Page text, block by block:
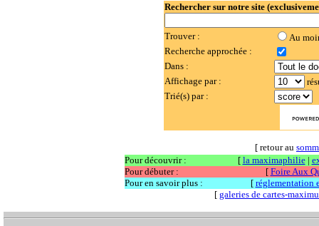
Rechercher sur notre site
Trouver :
Au
Recherche approchée :
Dans :
Affichage par :
Trié(s) par :
[ retour au
Pour découvrir :
[ la maximaphilie|
Pour débuter :
[ Foire Aux
Pour en savoir plus :
[ réglementation
[ galeries de cartes-